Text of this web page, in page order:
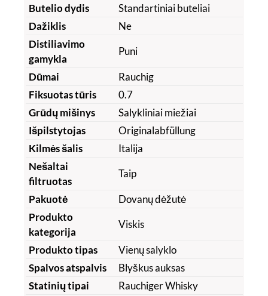
Butelio dydis
Standartiniai buteliai
Dažiklis
Ne
Distiliavimo
gamykla
Puni
Dūmai
Rauchig
Fiksuotas tūris
0.7
Grūdų mišinys
Salykliniai miežiai
Išpilstytojas
Originalabfüllung
Kilmės šalis
Italija
Nešaltai
filtruotas
Taip
Pakuotė
Dovanų dėžutė
Produkto
kategorija
Viskis
Produkto tipas
Vienų salyklo
Spalvos atspalvis
Blyškus auksas
Statinių tipai
Rauchiger Whisky